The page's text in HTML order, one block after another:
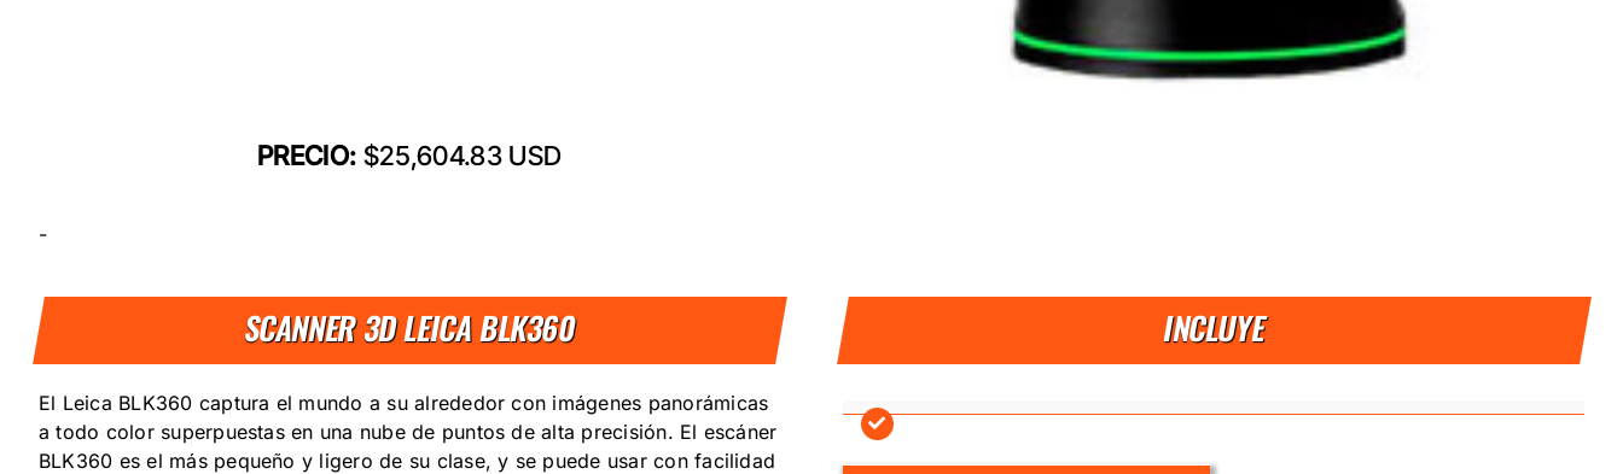
PRECIO: $25,604.83 USD
-
SCANNER 3D LEICA BLK360 INCLUYE
El Leica BLK360 captura el mundo a su alrededor con imágenes panorámicas
a todo color superpuestas en una nube de puntos de alta precisión. El escáner
BLK360 es el más pequeño y ligero de su clase, y se puede usar con facilidad